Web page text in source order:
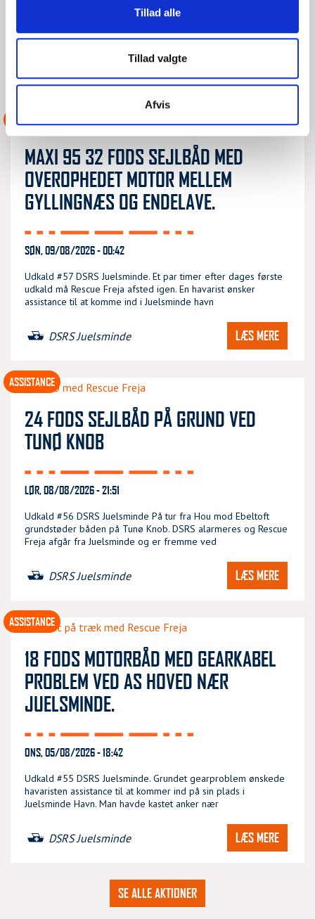
Tillad alle
Tillad valgte
Afvis
Udkald #58 DSRS Juelsminde. Som tidligere nævnt var der
Sejlbåden var på vej retur fra Æbelø da motoren
MAXI 95 32 FODS SEJLBÅD MED
OVEROPHEDET MOTOR MELLEM
GYLLINGNÆS OG ENDELAVE.
SØN, 09/08/2026 - 00:42
Udkald #57 DSRS Juelsminde. Et par timer efter dages første
udkald må Rescue Freja afsted igen. En havarist ønsker
assistance til at komme ind i Juelsminde havn
DSRS Juelsminde LÆS MERE
24 FODS SEJLBÅD PÅ GRUND VED
TUNØ KNOB
LØR, 08/08/2026 - 21:51
Udkald #56 DSRS Juelsminde På tur fra Hou mod Ebeltoft
grundstøder båden på Tunø Knob. DSRS alarmeres og Rescue
Freja afgår fra Juelsminde og er fremme ved
DSRS Juelsminde LÆS MERE
ASSISTANCE
18 FODS MOTORBÅD MED GEARKABEL
PROBLEM VED AS HOVED NÆR
JUELSMINDE.
ONS, 05/08/2026 - 18:42
Udkald #55 DSRS Juelsminde. Grundet gearproblem ønskede
havaristen assistance til at kommer ind på sin plads i
Juelsminde Havn. Man havde kastet anker nær
DSRS Juelsminde LÆS MERE
ASSISTANCE
SE ALLE AKTIONER